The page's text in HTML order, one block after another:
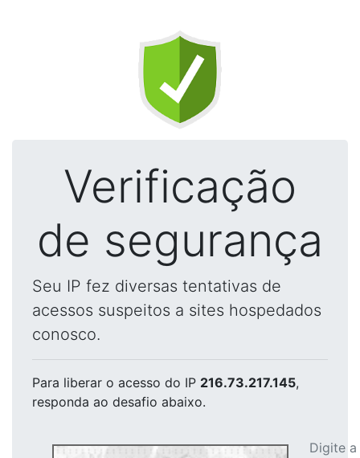
Verificação
de segurança
Seu IP fez diversas tentativas de
acessos suspeitos a sites hospedados
conosco.
Para liberar o acesso do IP 216.73.217.145,
responda ao desafio abaixo.
Digite